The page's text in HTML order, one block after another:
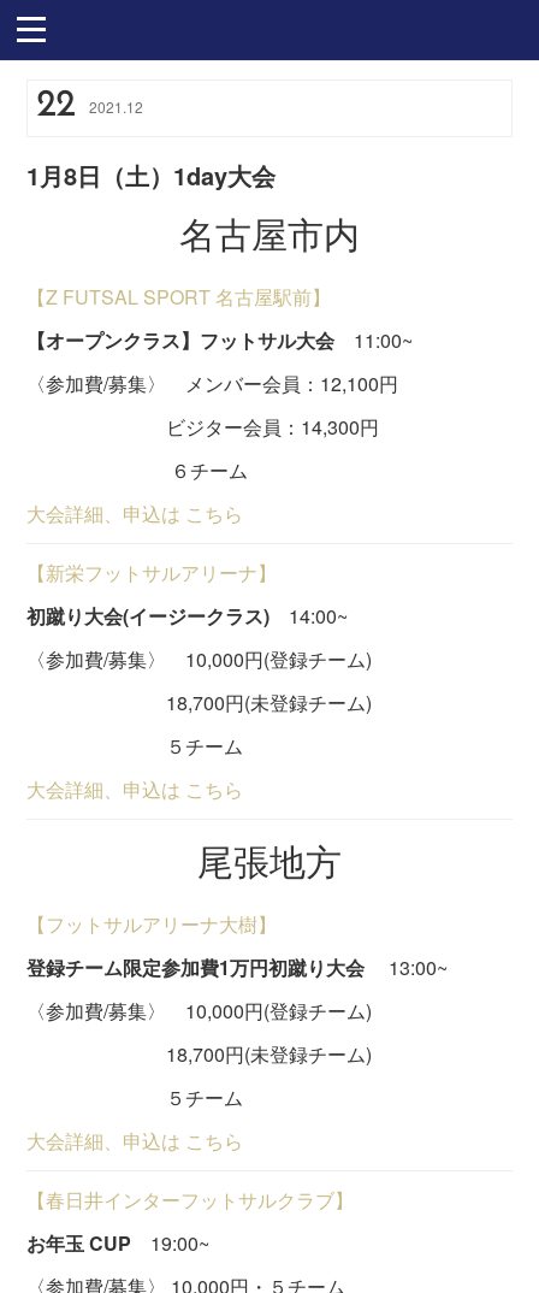
22 2021 .12
1月8日（土）1day大会
名古屋市内
【Z FUTSAL SPORT 名古屋駅前】
【オープンクラス】フットサル大会 11:00~
〈参加費/募集〉 メンバー会員：12,100円
ビジター会員：14,300円
６チーム
大会詳細、申込は こちら
【新栄フットサルアリーナ】
初蹴り大会(イージークラス) 14:00~
〈参加費/募集〉 10,000円(登録チーム)
18,700円(未登録チーム)
５チーム
大会詳細、申込は こちら
尾張地方
【フットサルアリーナ大樹】
登録チーム限定参加費1万円初蹴り大会 13:00~
〈参加費/募集〉 10,000円(登録チーム)
18,700円(未登録チーム)
５チーム
大会詳細、申込は こちら
【春日井インターフットサルクラブ】
お年玉 CUP 19:00~
〈参加費/募集〉 10,000円・５チーム